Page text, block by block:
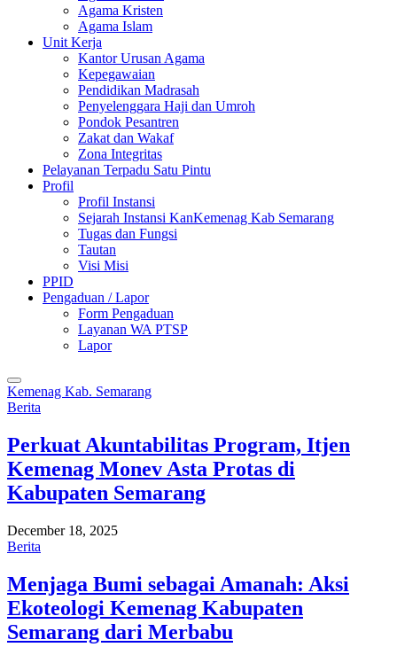
Agama Kristen
Agama Islam
Unit Kerja
Kantor Urusan Agama
Kepegawaian
Pendidikan Madrasah
Penyelenggara Haji dan Umroh
Pondok Pesantren
Zakat dan Wakaf
Zona Integritas
Pelayanan Terpadu Satu Pintu
Profil
Profil Instansi
Sejarah Instansi KanKemenag Kab Semarang
Tugas dan Fungsi
Tautan
Visi Misi
PPID
Pengaduan / Lapor
Form Pengaduan
Layanan WA PTSP
Lapor
Kemenag Kab. Semarang
Berita
Perkuat Akuntabilitas Program, Itjen
Kemenag Monev Asta Protas di
Kabupaten Semarang
December 18, 2025
Berita
Menjaga Bumi sebagai Amanah: Aksi
Ekoteologi Kemenag Kabupaten
Semarang dari Merbabu